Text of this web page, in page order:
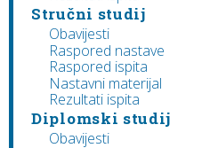
Stručni studij
Obavijesti
Raspored nastave
Raspored ispita
Nastavni materijal
Rezultati ispita
Diplomski studij
Obavijesti